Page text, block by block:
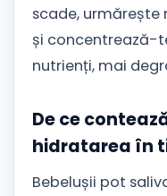
scade, urmărește
și concentrează-
nutrienți, mai
De ce
hidratarea în
Bebelușii pot